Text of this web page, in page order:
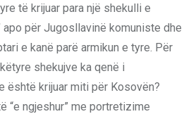
të krijuar para një shekulli e
apo për Jugosllavinë komuniste dhe
e kanë parë armikun e tyre. Për
shekujve ka qenë i
është krijuar miti për Kosovën?
“e ngjeshur” me portretizime